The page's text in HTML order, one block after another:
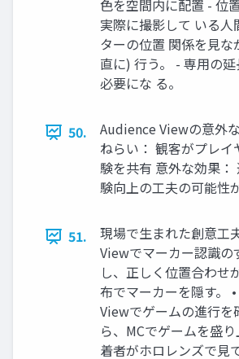
色を空間内に配置 - 位
実際に撮影して いる人
ターの位置 関係を見な
直に) 行う。 - 専用の
必要にな る。
50.
Audience Viewの意外
ねらい： 観客がプレイ
験を共有 意外な効果：
験向上の工夫の可能性
51.
現場で生まれた創意工
Viewでマーカー認識の
し、正しく位置合わせ
布でマーカーを隠す。
Viewでゲームの進行を
ら、MCでゲームを盛
着者がホロレンズで見